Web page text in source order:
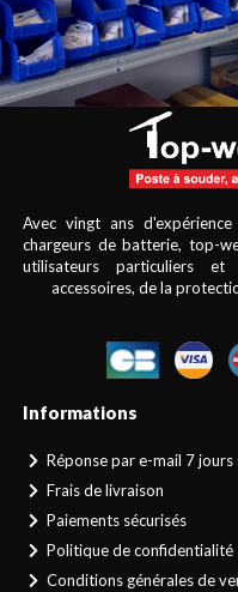
Avec vingt ans
chargeurs de batterie, top-
utilisateurs particuliers et
accessoires, de la
Informations
Réponse par e-mail 7 jours
Frais de livraison
Paiements sécurisés
Politique de confidentialité
Conditions générales de